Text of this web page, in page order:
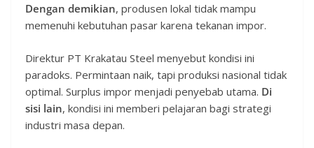
Dengan demikian, produsen lokal tidak mampu
memenuhi kebutuhan pasar karena tekanan impor.
Direktur PT Krakatau Steel menyebut kondisi ini
paradoks. Permintaan naik, tapi produksi nasional tidak
optimal. Surplus impor menjadi penyebab utama. Di
sisi lain, kondisi ini memberi pelajaran bagi strategi
industri masa depan.